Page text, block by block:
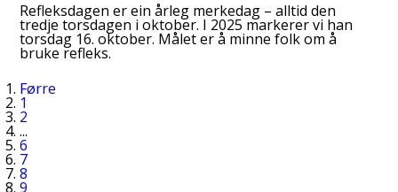
Refleksdagen er ein årleg merkedag – alltid den
tredje torsdagen i oktober. I 2025 markerer vi han
torsdag 16. oktober. Målet er å minne folk om å
bruke refleks.
Førre
1
2
...
6
7
8
9